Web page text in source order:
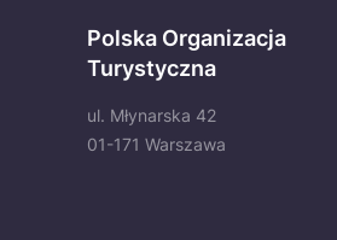
Polska Organizacja
Turystyczna
ul. Młynarska 42
01-171 Warszawa